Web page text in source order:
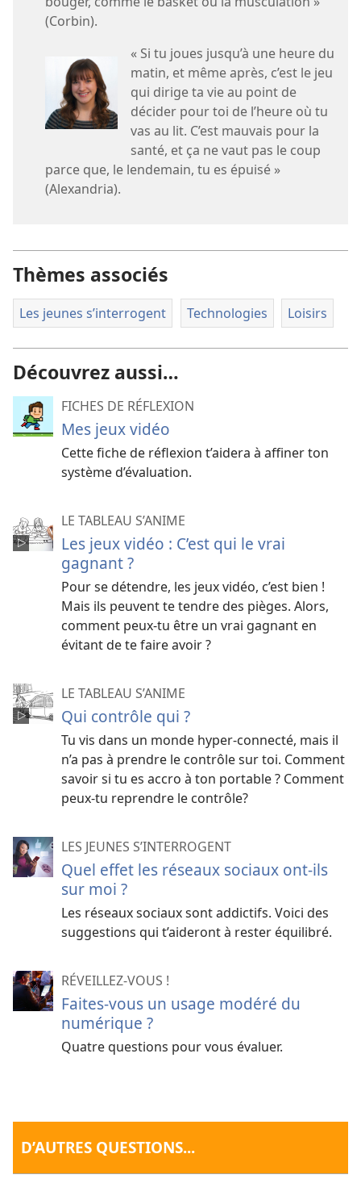
(Corbin).
« Si tu joues jusqu’à une heure du
matin, et même après, c’est le jeu
qui dirige ta vie au point de
décider pour toi de l’heure où tu
vas au lit. C’est mauvais pour la
santé, et ça ne vaut pas le coup
parce que, le lendemain, tu es épuisé »
(Alexandria).
Thèmes associés
Les jeunes s’interrogent Technologies Loisirs
Découvrez aussi…
FICHES DE RÉFLEXION
Mes jeux vidéo
Cette fiche de réflexion t’aidera à affiner ton
système d’évaluation.
LE TABLEAU S’ANIME
Les jeux vidéo : C’est qui le vrai
gagnant ?
Pour se détendre, les jeux vidéo, c’est bien !
Mais ils peuvent te tendre des pièges. Alors,
comment peux-​tu être un vrai gagnant en
évitant de te faire avoir ?
LE TABLEAU S’ANIME
Qui contrôle qui ?
Tu vis dans un monde hyper-connecté, mais il
n’a pas à prendre le contrôle sur toi. Comment
savoir si tu es accro à ton portable ? Comment
peux-tu reprendre le contrôle?
LES JEUNES S’INTERROGENT
Quel effet les réseaux sociaux ont-ils
sur moi ?
Les réseaux sociaux sont addictifs. Voici des
suggestions qui t’aideront à rester équilibré.
RÉVEILLEZ-VOUS !
Faites-vous un usage modéré du
numérique ?
Quatre questions pour vous évaluer.
D’AUTRES QUESTIONS...